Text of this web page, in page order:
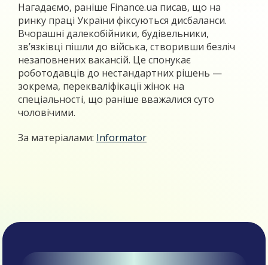
Нагадаємо, раніше Finance.ua писав, що на
ринку праці України фіксуються дисбаланси.
Вчорашні далекобійники, будівельники,
зв’язківці пішли до війська, створивши безліч
незаповнених вакансій. Це спонукає
роботодавців до нестандартних рішень —
зокрема, перекваліфікації жінок на
спеціальності, що раніше вважалися суто
чоловічими.
За матеріалами: Informator